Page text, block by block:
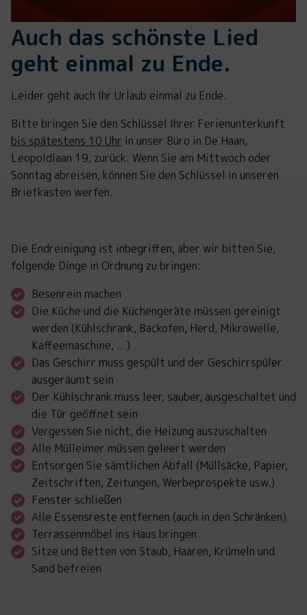
Auch das schönste Lied
geht einmal zu Ende.
Leider geht auch Ihr Urlaub einmal zu Ende.
Bitte bringen Sie den Schlüssel Ihrer Ferienunterkunft
bis spätestens 10 Uhr in unser Büro in De Haan,
Leopoldlaan 19, zurück. Wenn Sie am Mittwoch oder
Sonntag abreisen, können Sie den Schlüssel in unseren
Briefkasten werfen.
Die Endreinigung ist inbegriffen, aber wir bitten Sie,
folgende Dinge in Ordnung zu bringen:
Besenrein machen
Die Küche und die Küchengeräte müssen gereinigt
werden (Kühlschrank, Backofen, Herd, Mikrowelle,
Kaffeemaschine, ...)
Das Geschirr muss gespült und der Geschirrspüler
ausgeräumt sein
Der Kühlschrank muss leer, sauber, ausgeschaltet und
die Tür geöffnet sein
Vergessen Sie nicht, die Heizung auszuschalten
Alle Mülleimer müssen geleert werden
Entsorgen Sie sämtlichen Abfall (Müllsäcke, Papier,
Zeitschriften, Zeitungen, Werbeprospekte usw.)
Fenster schließen
Alle Essensreste entfernen (auch in den Schränken)
Terrassenmöbel ins Haus bringen
Sitze und Betten von Staub, Haaren, Krümeln und
Sand befreien